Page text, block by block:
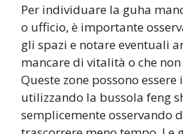
Per individuare la guha
o ufficio, è importante
gli spazi e notare eventuali
mancare di vitalità o che
Queste zone possono
utilizzando la bussola feng
semplicemente osservando